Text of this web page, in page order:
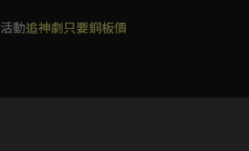
活動追神劇只要銅板價